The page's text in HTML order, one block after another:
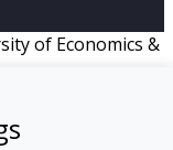
of Economics &